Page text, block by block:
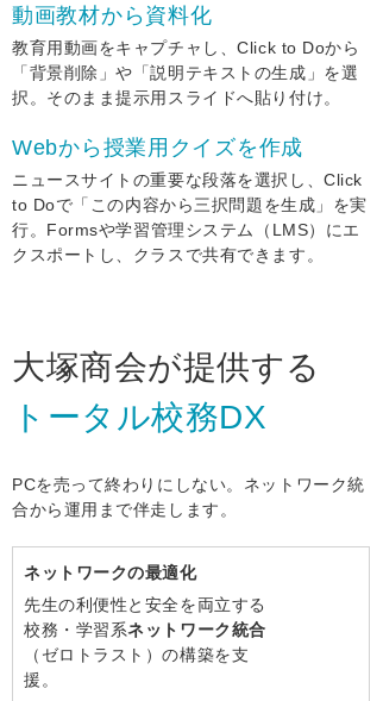
動画教材から資料化
教育用動画をキャプチャし、Click to Doから
「背景削除」や「説明テキストの生成」を選
択。そのまま提示用スライドへ貼り付け。
Webから授業用クイズを作成
ニュースサイトの重要な段落を選択し、Click
to Doで「この内容から三択問題を生成」を実
行。Formsや学習管理システム（LMS）にエ
クスポートし、クラスで共有できます。
大塚商会が提供する
トータル校務DX
PCを売って終わりにしない。ネットワーク統
合から運用まで伴走します。
ネットワークの最適化
先生の利便性と安全を両立する
校務・学習系ネットワーク統合
（ゼロトラスト）の構築を支
援。